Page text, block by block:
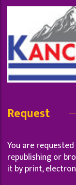
Request
You are
republishing or
it by print,